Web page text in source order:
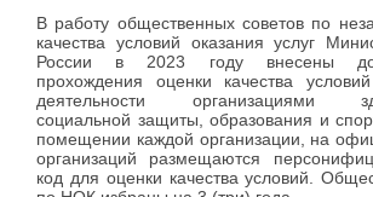
В работу общественных советов по
качества условий оказания услуг
России в 2023 году внесены
прохождения оценки качества
деятельности организациями
социальной защиты, образования и
помещении каждой организации, на
организаций размещаются
код для оценки качества условий.